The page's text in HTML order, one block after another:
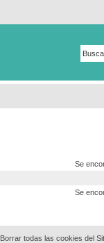
Se
Se
Borrar todas las cookies del